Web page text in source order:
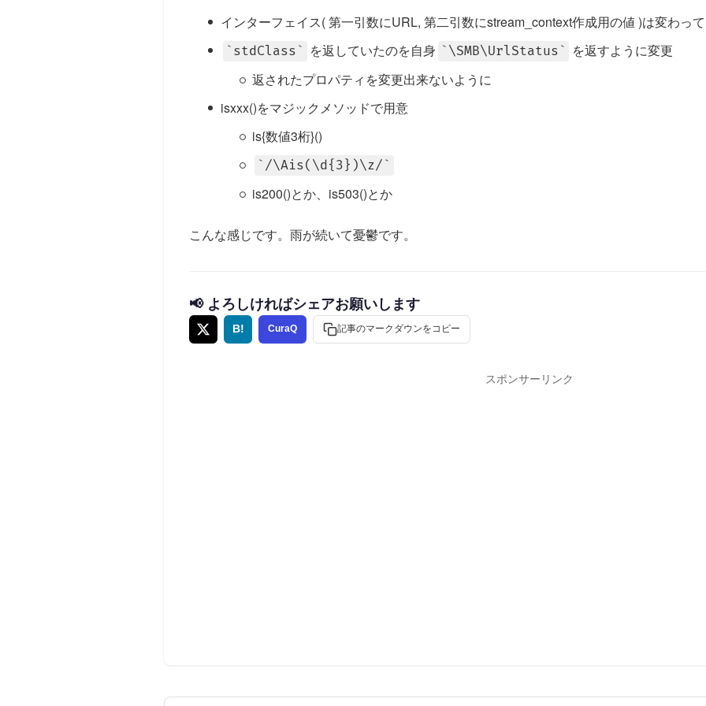
インターフェイス( 第一引数にURL, 第二引数にstream_context作成用の値 )は変わっ
stdClass を返していたのを自身 \SMB\UrlStatus
を返すように変更
返されたプロパティを変更出来ないように
isxxx()をマジックメソッドで用意
is{数値3桁}()
/\Ais(\d{3})\z/
is200()とか、is503()とか
こんな感じです。雨が続いて憂鬱です。
📢 よろしければシェアお願いします
B! CuraQ 記事のマークダウンをコピー
スポンサーリンク